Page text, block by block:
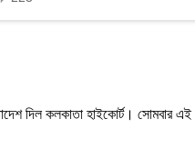
দিল কলকাতা হাইকোর্ট। সোমবার